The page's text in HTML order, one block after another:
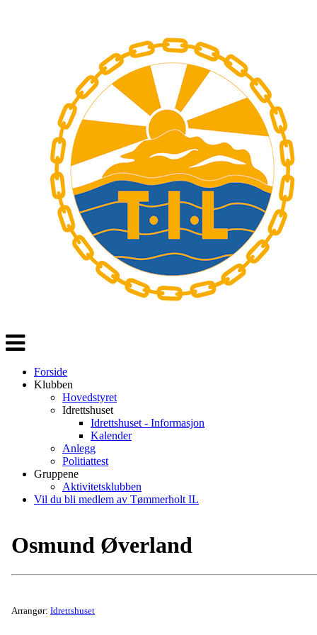
Veksle
navigasjon
Forside
Klubben
Hovedstyret
Idrettshuset
Idrettshuset - Informasjon
Kalender
Anlegg
Politiattest
Gruppene
Aktivitetsklubben
Vil du bli medlem av Tømmerholt IL
Osmund Øverland
Arrangør: Idrettshuset